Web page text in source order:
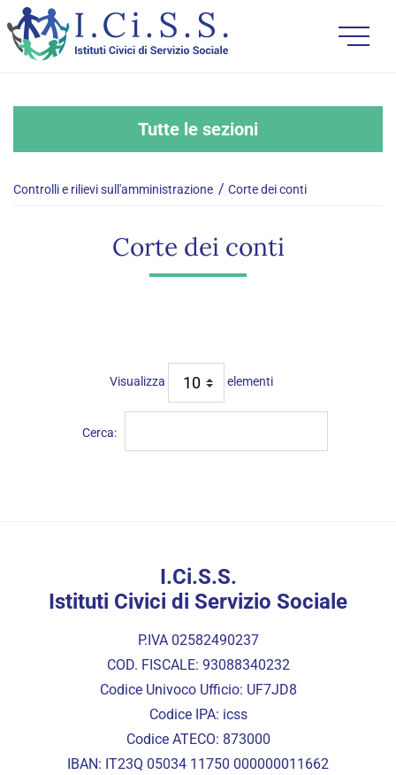
Controlli e rilievi sull'amministrazione Corte dei conti
Corte dei conti
Visualizza elementi
Cerca:
Tutte le sezioni
I.Ci.S.S.
Istituti Civici di Servizio Sociale
P.IVA 02582490237
COD. FISCALE: 93088340232
Codice Univoco Ufficio: UF7JD8
Codice IPA: icss
Codice ATECO: 873000
IBAN: IT23Q 05034 11750 000000011662